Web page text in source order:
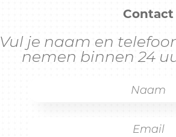
Contact
Vul je naam en
nemen binnen 24